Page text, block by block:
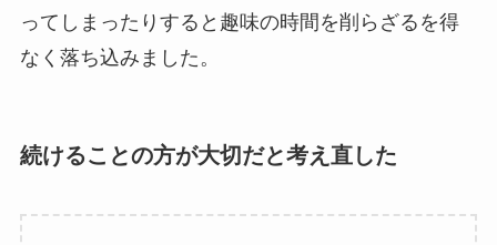
ってしまったりすると趣味の時間を削らざるを得
なく落ち込みました。
続けることの方が大切だと考え直した